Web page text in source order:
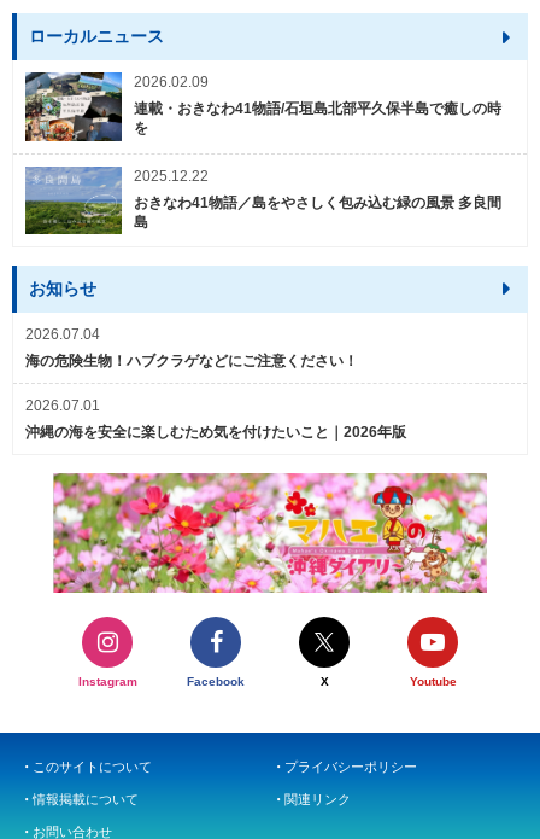
ローカルニュース
2026.02.09
連載・おきなわ41物語/石垣島北部平久保半島で癒しの時
を
2025.12.22
おきなわ41物語／島をやさしく包み込む緑の風景 多良間
島
お知らせ
2026.07.04
海の危険生物！ハブクラゲなどにご注意ください！
2026.07.01
沖縄の海を安全に楽しむため気を付けたいこと｜2026年版
Instagram Facebook X Youtube
このサイトについて プライバシーポリシー
情報掲載について 関連リンク
お問い合わせ